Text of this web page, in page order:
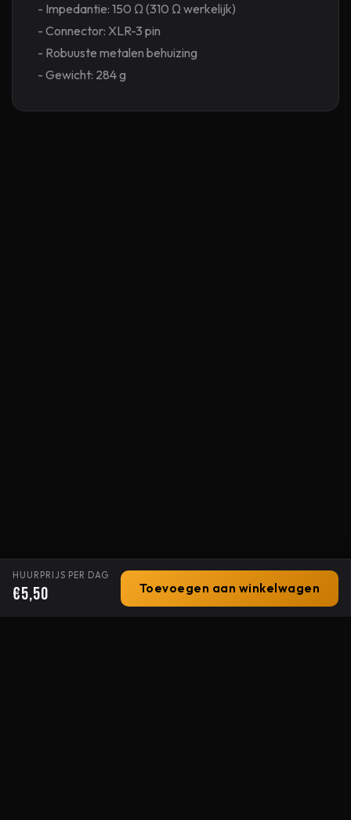
- Impedantie: 150 Ω (310 Ω werkelijk)
- Connector: XLR-3 pin
- Robuuste metalen behuizing
- Gewicht: 284 g
HUURPRIJS PER DAG
€5,50 Toevoegen aan winkelwagen